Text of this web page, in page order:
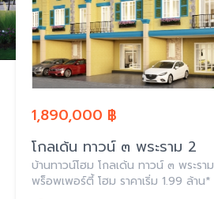
1,890,000 ฿
โกลเด้น ทาวน์ ๓ พระราม 2
บ้านทาวน์โฮม โกลเด้น ทาวน์ ๓ พระรา
พร็อพเพอร์ตี้ โฮม ราคาเริ่ม 1.99 ล้าน*